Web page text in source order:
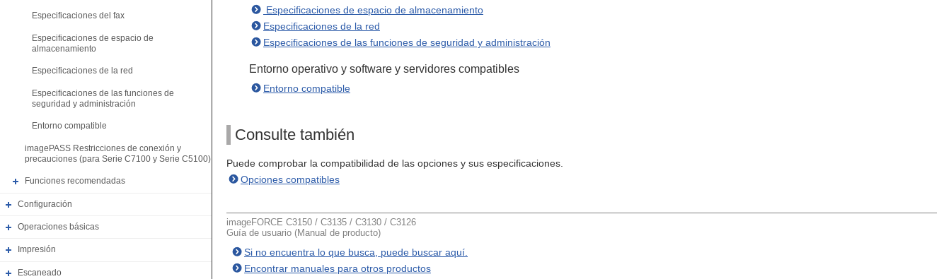
Especificaciones del fax
Especificaciones de espacio de
almacenamiento
Especificaciones de la red
Especificaciones de las funciones de
seguridad y administración
Entorno compatible
imagePASS Restricciones de conexión y
precauciones (para Serie C7100 y Serie C5100)
Funciones recomendadas
Configuración
Operaciones básicas
Impresión
Escaneado
Especificaciones de espacio de almacenamiento
Especificaciones de la red
Especificaciones de las funciones de seguridad y administración
Entorno operativo y software y servidores compatibles
Entorno compatible
Consulte también
Puede comprobar la compatibilidad de las opciones y sus especificaciones.
Opciones compatibles
imageFORCE C3150 / C3135 / C3130 / C3126
Guía de usuario (Manual de producto)
Si no encuentra lo que busca, puede buscar aquí.
Encontrar manuales para otros productos